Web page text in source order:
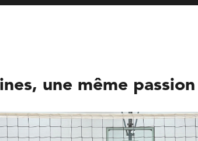
une même passion